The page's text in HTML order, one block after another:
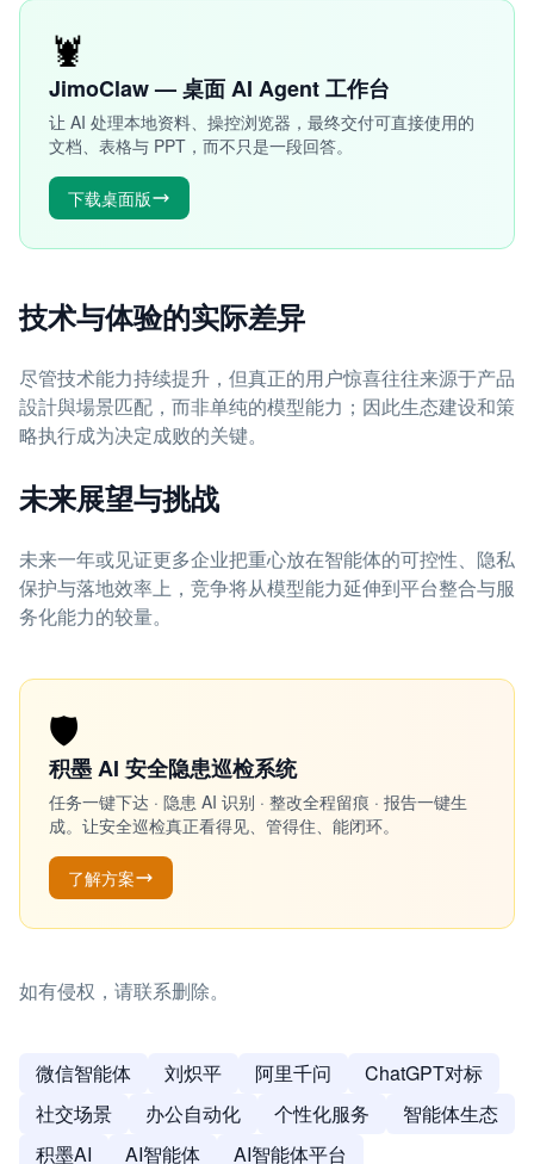
🦞
JimoClaw — 桌面 AI Agent 工作台
让 AI 处理本地资料、操控浏览器，最终交付可直接使用的
文档、表格与 PPT，而不只是一段回答。
下载桌面版
技术与体验的实际差异
尽管技术能力持续提升，但真正的用户惊喜往往来源于产品
設計與場景匹配，而非单纯的模型能力；因此生态建设和策
略执行成为决定成败的关键。
未来展望与挑战
未来一年或见证更多企业把重心放在智能体的可控性、隐私
保护与落地效率上，竞争将从模型能力延伸到平台整合与服
务化能力的较量。
🛡️
积墨 AI 安全隐患巡检系统
任务一键下达 · 隐患 AI 识别 · 整改全程留痕 · 报告一键生
成。让安全巡检真正看得见、管得住、能闭环。
了解方案
如有侵权，请联系删除。
微信智能体 刘炽平 阿里千问
ChatGPT对标
社交场景
办公自动化 个性化服务
智能体生态
积墨AI
AI智能体
AI智能体平台